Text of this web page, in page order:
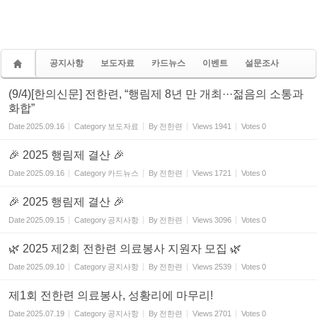
공지사항 보도자료 카드뉴스 이벤트 설문조사
(9/4)[한의신문] 전한련, “행림제 8년 만 개최···젊음의 소통과
화합”
Date2025.09.16 Category 보도자료 By 전한련 Views 1941 Votes 0
🎉 2025 행림제 결산 🎉
Date2025.09.16 Category 카드뉴스 By 전한련 Views 1721 Votes 0
🎉 2025 행림제 결산 🎉
Date2025.09.15 Category 공지사항 By 전한련 Views 3096 Votes 0
🌿 2025 제2회 전한련 의료봉사 지원자 모집 🌿
Date2025.09.10 Category 공지사항 By 전한련 Views 2539 Votes 0
제1회 전한련 의료봉사, 성황리에 마무리!
Date2025.07.19 Category 공지사항 By 전한련 Views 2701 Votes 0